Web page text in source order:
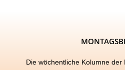
Die wöchentliche Kolumne